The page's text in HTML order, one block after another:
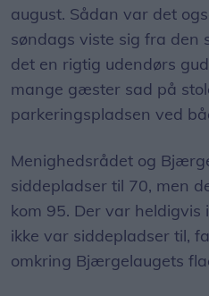
august. Sådan var det
søndags viste sig fra den
det en rigtig udendørs
mange gæster sad på
parkeringspladsen ved
Menighedsrådet og
siddepladser til 70, men
kom 95. Der var heldigvis
ikke var siddepladser til,
omkring Bjærgelaugets